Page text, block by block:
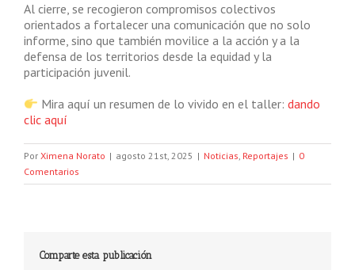
Al cierre, se recogieron compromisos colectivos
orientados a fortalecer una comunicación que no solo
informe, sino que también movilice a la acción y a la
defensa de los territorios desde la equidad y la
participación juvenil.
Mira aquí un resumen de lo vivido en el taller:dando
clic aquí
Por Ximena Norato | agosto 21st, 2025 | Noticias, Reportajes | 0
Comentarios
Comparte esta publicación